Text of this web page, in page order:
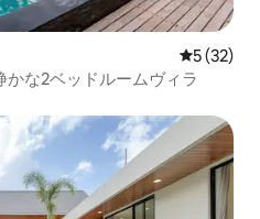
レビュー
5 (32)
な2ベッドルームヴィラ
。